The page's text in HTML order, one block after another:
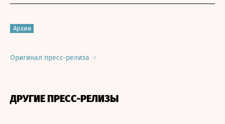
Архив
Оригинал пресс-релиза
ДРУГИЕ ПРЕСС-РЕЛИЗЫ